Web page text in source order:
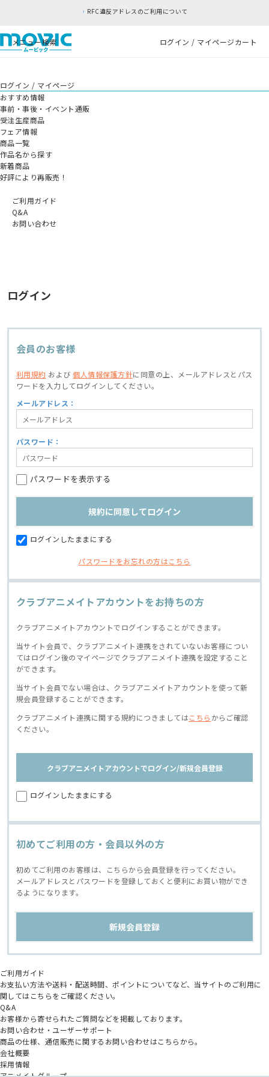
RFC違反アドレスのご利用について
メニュー検索 ログイン / マイページカート
ログイン / マイページ
おすすめ情報
事前・事後・イベント通販
受注生産商品
フェア情報
商品一覧
作品名から探す
新着商品
好評により再販売！
ご利用ガイド
Q&A
お問い合わせ
ログイン
会員のお客様
利用規約 および個人情報保護方針に同意の上、
メールアドレスとパス
ワードを入力してログインしてください。
メールアドレス：
パスワード：
パスワードを表示する
ログインしたままにする
パスワードをお忘れの方はこちら
クラブアニメイトアカウントをお持ちの方
クラブアニメイトアカウントでログインすることができます。
当サイト会員で、クラブアニメイト連携をされていないお客様につい
てはログイン後のマイページでクラブアニメイト連携を設定すること
ができます。
当サイト会員でない場合は、クラブアニメイトアカウントを使って新
規会員登録することができます。
クラブアニメイト連携に関する規約につきましてはこちら からご確認
ください。
クラブアニメイトアカウントでログイン/新規会員登録
ログインしたままにする
初めてご利用の方・会員以外の方
初めてご利用のお客様は、こちらから会員登録を行ってください。
メールアドレスとパスワードを登録しておくと便利にお買い物ができ
るようになります。
ご利用ガイド
お支払い方法や送料・配送時間、ポイントについてなど、当サイトのご利用に
関してはこちらをご確認ください。
Q&A
お客様から寄せられたご質問などを掲載しております。
お問い合わせ・ユーザーサポート
商品の仕様、通信販売に関するお問い合わせはこちらから。
会社概要
採用情報